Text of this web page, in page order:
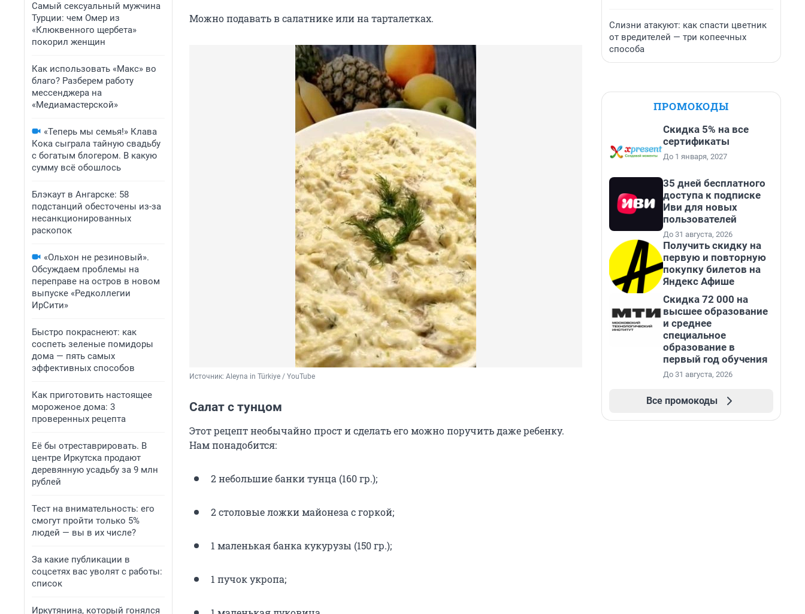
Самый сексуальный мужчина
Турции: чем Омер из
«Клюквенного щербета»
покорил женщин
Как использовать «Макс» во
благо? Разберем работу
мессенджера на
«Медиамастерской»
«Теперь мы семья!» Клава
Кока сыграла тайную свадьбу
с богатым блогером. В какую
сумму всё обошлось
Блэкаут в Ангарске: 58
подстанций обесточены из-за
несанкционированных
раскопок
«Ольхон не резиновый».
Обсуждаем проблемы на
переправе на остров в новом
выпуске «Редколлегии
ИрСити»
Быстро покраснеют: как
соспеть зеленые помидоры
дома — пять самых
эффективных способов
Как приготовить настоящее
мороженое дома: 3
проверенных рецепта
Её бы отреставрировать. В
центре Иркутска продают
деревянную усадьбу за 9 млн
рублей
Тест на внимательность: его
смогут пройти только 5%
людей — вы в их числе?
За какие публикации в
соцсетях вас уволят с работы:
список
Иркутянина, который гонялся
Можно подавать в салатнике или на тарталетках.
Источник: Aleyna in Türkiye / YouTube
Салат с тунцом
Этот рецепт необычайно прост и сделать его можно поручить даже ребенку.
Нам понадобится:
2 небольшие банки тунца (160 гр.);
2 столовые ложки майонеза с горкой;
1 маленькая банка кукурузы (150 гр.);
1 пучок укропа;
Слизни атакуют: как спасти цветник
от вредителей — три копеечных
способа
ПРОМОКОДЫ
Скидка 5% на все
сертификаты
До 1 января, 2027
35 дней бесплатного
доступа к подписке
Иви для новых
пользователей
До 31 августа, 2026
Получить скидку на
первую и повторную
покупку билетов на
Яндекс Афише
Скидка 72 000 на
высшее образование
и среднее
специальное
образование в
первый год обучения
До 31 августа, 2026
Все промокоды